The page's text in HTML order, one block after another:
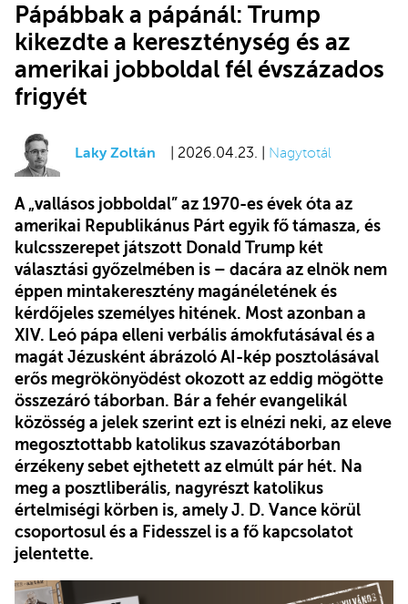
Pápábbak a pápánál: Trump
kikezdte a kereszténység és az
amerikai jobboldal fél évszázados
frigyét
Laky Zoltán | 2026.04.23. | Nagytotál
A „vallásos jobboldal” az 1970-es évek óta az
amerikai Republikánus Párt egyik fő támasza, és
kulcsszerepet játszott Donald Trump két
választási győzelmében is – dacára az elnök nem
éppen mintakeresztény magánéletének és
kérdőjeles személyes hitének. Most azonban a
XIV. Leó pápa elleni verbális ámokfutásával és a
magát Jézusként ábrázoló AI-kép posztolásával
erős megrökönyödést okozott az eddig mögötte
összezáró táborban. Bár a fehér evangelikál
közösség a jelek szerint ezt is elnézi neki, az eleve
megosztottabb katolikus szavazótáborban
érzékeny sebet ejthetett az elmúlt pár hét. Na
meg a posztliberális, nagyrészt katolikus
értelmiségi körben is, amely J. D. Vance körül
csoportosul és a Fidesszel is a fő kapcsolatot
jelentette.